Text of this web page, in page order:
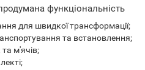
функціональність
для швидкої трансформації;
та встановлення;
м'ячів;